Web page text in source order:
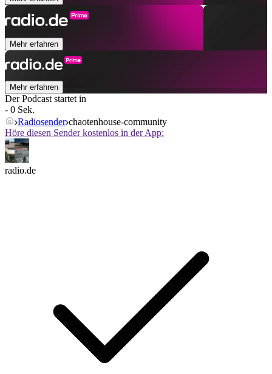
Mehr erfahren
Mehr erfahren
Der Podcast startet in
- 0 Sek.
Radiosender chaotenhouse-community
Höre diesen Sender kostenlos in der App:
radio.de